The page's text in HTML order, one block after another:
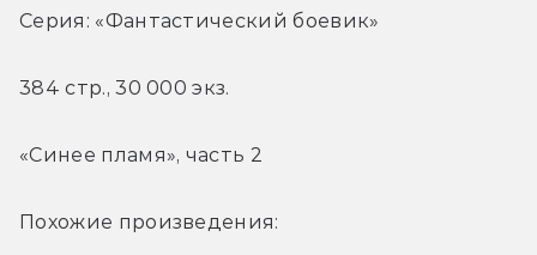
Серия: «Фантастический боевик»
384 стр., 30 000 экз.
«Синее пламя», часть 2
Похожие произведения: